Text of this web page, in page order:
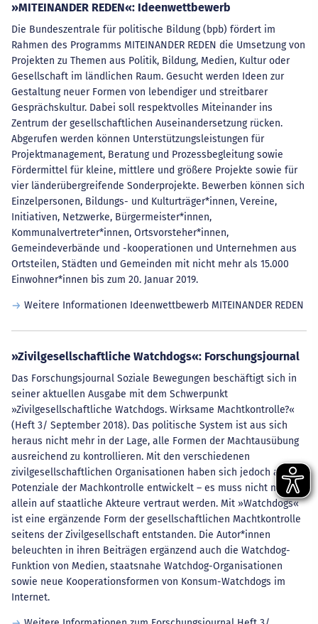
»MITEINANDER REDEN«: Ideenwettbewerb
Die Bundeszentrale für politische Bildung (bpb) fördert im
Rahmen des Programms MITEINANDER REDEN die Umsetzung von
Projekten zu Themen aus Politik, Bildung, Medien, Kultur oder
Gesellschaft im ländlichen Raum. Gesucht werden Ideen zur
Gestaltung neuer Formen von lebendiger und streitbarer
Gesprächskultur. Dabei soll respektvolles Miteinander ins
Zentrum der gesellschaftlichen Auseinandersetzung rücken.
Abgerufen werden können Unterstützungsleistungen für
Projektmanagement, Beratung und Prozessbegleitung sowie
Fördermittel für kleine, mittlere und größere Projekte sowie für
vier länderübergreifende Sonderprojekte. Bewerben können sich
Einzelpersonen, Bildungs- und Kulturträger*innen, Vereine,
Initiativen, Netzwerke, Bürgermeister*innen,
Kommunalvertreter*innen, Ortsvorsteher*innen,
Gemeindeverbände und -kooperationen und Unternehmen aus
Ortsteilen, Städten und Gemeinden mit nicht mehr als 15.000
Einwohner*innen bis zum 20. Januar 2019.
Weitere Informationen Ideenwettbewerb MITEINANDER REDEN
»Zivilgesellschaftliche Watchdogs«: Forschungsjournal
Das Forschungsjournal Soziale Bewegungen beschäftigt sich in
seiner aktuellen Ausgabe mit dem Schwerpunkt
»Zivilgesellschaftliche Watchdogs. Wirksame Machtkontrolle?«
(Heft 3/ September 2018). Das politische System ist aus sich
heraus nicht mehr in der Lage, alle Formen der Machtausübung
ausreichend zu kontrollieren. Mit den verschiedenen
zivilgesellschaftlichen Organisationen haben sich jedoch auch
Potenziale der Machkontrolle entwickelt – es muss nicht mehr
allein auf staatliche Akteure vertraut werden. Mit »Watchdogs«
ist eine ergänzende Form der gesellschaftlichen Machtkontrolle
seitens der Zivilgesellschaft entstanden. Die Autor*innen
beleuchten in ihren Beiträgen ergänzend auch die Watchdog-
Funktion von Medien, staatsnahe Watchdog-Organisationen
sowie neue Kooperationsformen von Konsum-Watchdogs im
Internet.